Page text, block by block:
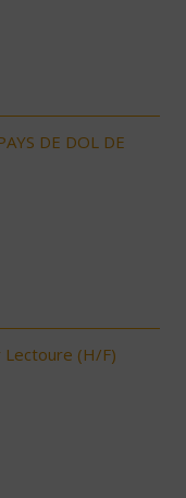
DE DOL DE
Lectoure (H/F)